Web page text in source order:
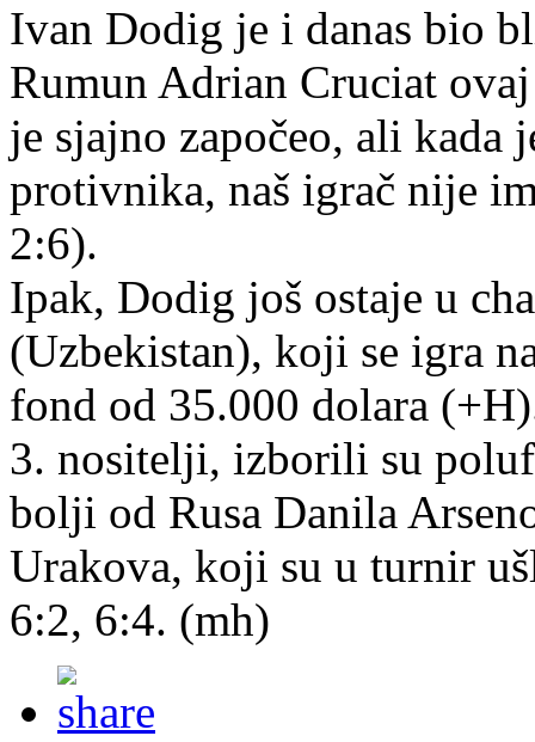
Ivan Dodig je i danas bio
Rumun Adrian Cruciat
je sjajno započeo, ali kada
protivnika, naš igrač nije
2:6).
Ipak, Dodig još ostaje u
(Uzbekistan), koji se igra
fond od 35.000 dolara
3. nositelji, izborili su
bolji od Rusa Danila
Urakova, koji su u turnir
6:2, 6:4. (mh)